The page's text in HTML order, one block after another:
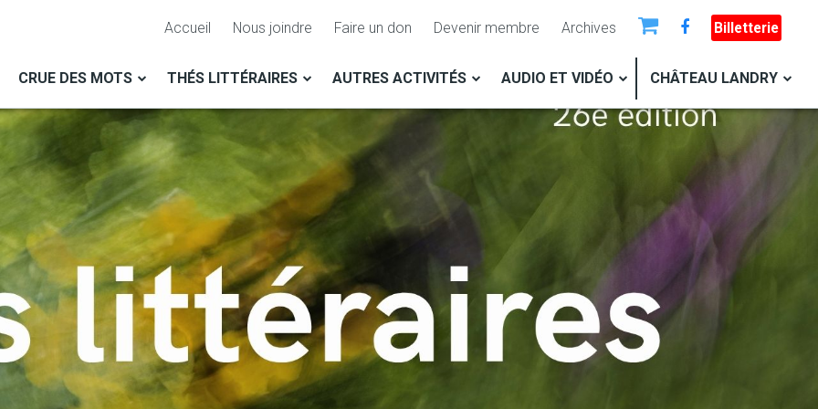
Accueil Nous joindre Faire un don Devenir membre Archives Billetterie
CRUE DES MOTS THÉS LITTÉRAIRES AUTRES ACTIVITÉS AUDIO ET VIDÉO CHÂTEAU LANDRY